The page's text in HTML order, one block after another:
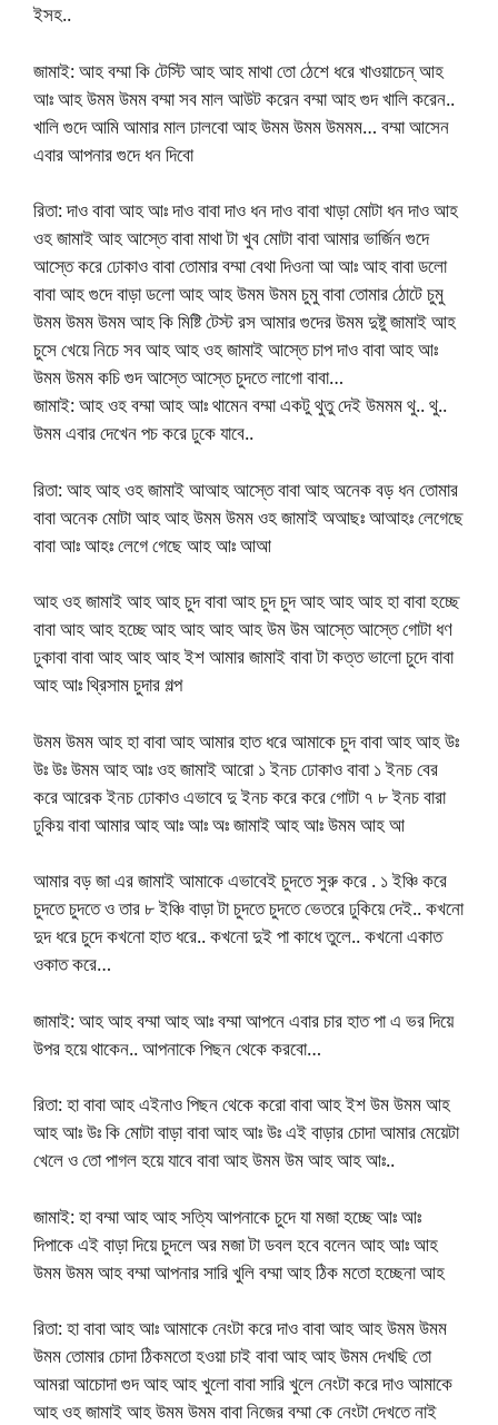
ইসহ..
জামাই: আহ বম্মা কি টেস্টি আহ আহ মাথা তো ঠেশে ধরে খাওয়াচেন্ আহ
আঃ আহ উমম উমম বম্মা সব মাল আউট করেন বম্মা আহ গুদ খালি করেন..
খালি গুদে আমি আমার মাল ঢালবো আহ উমম উমম উমমম… বম্মা আসেন
এবার আপনার গুদে ধন দিবো
রিতা: দাও বাবা আহ আঃ দাও বাবা দাও ধন দাও বাবা খাড়া মোটা ধন দাও আহ
ওহ জামাই আহ আস্তে বাবা মাথা টা খুব মোটা বাবা আমার ভার্জিন গুদে
আস্তে করে ঢোকাও বাবা তোমার বম্মা বেথা দিওনা আ আঃ আহ বাবা ডলো
বাবা আহ গুদে বাড়া ডলো আহ আহ উমম উমম চুমু বাবা তোমার ঠোটে চুমু
উমম উমম উমম আহ কি মিষ্টি টেস্ট রস আমার গুদের উমম দুষ্টু জামাই আহ
চুসে খেয়ে নিচে সব আহ আহ ওহ জামাই আস্তে চাপ দাও বাবা আহ আঃ
উমম উমম কচি গুদ আস্তে আস্তে চুদতে লাগো বাবা…
জামাই: আহ ওহ বম্মা আহ আঃ থামেন বম্মা একটু থুতু দেই উমমম থু.. থু..
উমম এবার দেখেন পচ করে ঢুকে যাবে..
রিতা: আহ আহ ওহ জামাই আআহ আস্তে বাবা আহ অনেক বড় ধন তোমার
বাবা অনেক মোটা আহ আহ উমম উমম ওহ জামাই অআছঃ আআহঃ লেগেছে
বাবা আঃ আহঃ লেগে গেছে আহ আঃ আআ
আহ ওহ জামাই আহ আহ চুদ বাবা আহ চুদ চুদ আহ আহ আহ হা বাবা হচ্ছে
বাবা আহ আহ হচ্ছে আহ আহ আহ আহ উম উম আস্তে আস্তে গোটা ধণ
ঢুকাবা বাবা আহ আহ আহ ইশ আমার জামাই বাবা টা কত্ত ভালো চুদে বাবা
আহ আঃ থ্রিসাম চুদার গল্প
উমম উমম আহ হা বাবা আহ আমার হাত ধরে আমাকে চুদ বাবা আহ আহ উঃ
উঃ উঃ উমম আহ আঃ ওহ জামাই আরো ১ ইনচ ঢোকাও বাবা ১ ইনচ বের
করে আরেক ইনচ ঢোকাও এভাবে দু ইনচ করে করে গোটা ৭ ৮ ইনচ বারা
ঢুকিয় বাবা আমার আহ আঃ আঃ অঃ জামাই আহ আঃ উমম আহ আ
আমার বড় জা এর জামাই আমাকে এভাবেই চুদতে সুরু করে . ১ ইঞ্চি করে
চুদতে চুদতে ও তার ৮ ইঞ্চি বাড়া টা চুদতে চুদতে ভেতরে ঢুকিয়ে দেই.. কখনো
দুদ ধরে চুদে কখনো হাত ধরে.. কখনো দুই পা কাধে তুলে.. কখনো একাত
ওকাত করে…
জামাই: আহ আহ বম্মা আহ আঃ বম্মা আপনে এবার চার হাত পা এ ভর দিয়ে
উপর হয়ে থাকেন.. আপনাকে পিছন থেকে করবো…
রিতা: হা বাবা আহ এইনাও পিছন থেকে করো বাবা আহ ইশ উম উমম আহ
আহ আঃ উঃ কি মোটা বাড়া বাবা আহ আঃ উঃ এই বাড়ার চোদা আমার মেয়েটা
খেলে ও তো পাগল হয়ে যাবে বাবা আহ উমম উম আহ আহ আঃ..
জামাই: হা বম্মা আহ আহ সত্যি আপনাকে চুদে যা মজা হচ্ছে আঃ আঃ
দিপাকে এই বাড়া দিয়ে চুদলে অর মজা টা ডবল হবে বলেন আহ আঃ আহ
উমম উমম আহ বম্মা আপনার সারি খুলি বম্মা আহ ঠিক মতো হচ্ছেনা আহ
রিতা: হা বাবা আহ আঃ আমাকে নেংটা করে দাও বাবা আহ আহ উমম উমম
উমম তোমার চোদা ঠিকমতো হওয়া চাই বাবা আহ আহ উমম দেখছি তো
আমরা আচোদা গুদ আহ আহ খুলো বাবা সারি খুলে নেংটা করে দাও আমাকে
আহ ওহ জামাই আহ উমম উমম বাবা নিজের বম্মা কে নেংটা দেখতে নাই